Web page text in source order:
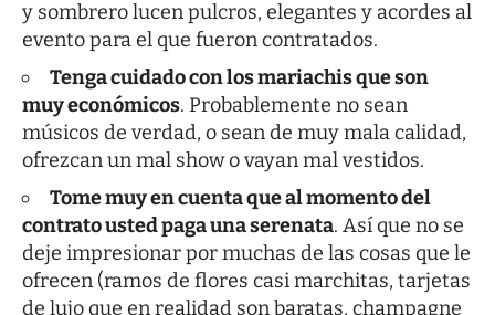
y sombrero lucen pulcros, elegantes y acordes al
evento para el que fueron contratados.
Tenga cuidado con los mariachis que son
muy económicos. Probablemente no sean
músicos de verdad, o sean de muy mala calidad,
ofrezcan un mal show o vayan mal vestidos.
Tome muy en cuenta que al momento del
contrato usted paga una serenata. Así que no se
deje impresionar por muchas de las cosas que le
ofrecen (ramos de flores casi marchitas, tarjetas
de lujo que en realidad son baratas, champagne